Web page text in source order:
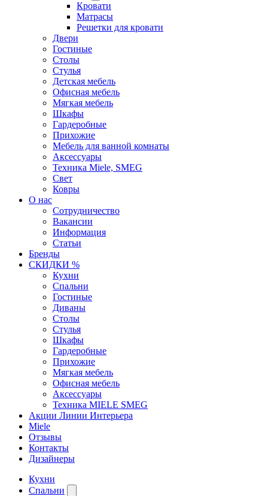
Кровати
Матрасы
Решетки для кровати
Двери
Гостиные
Столы
Стулья
Детская мебель
Офисная мебель
Мягкая мебель
Шкафы
Гардеробные
Прихожие
Мебель для ванной комнаты
Аксессуары
Техника Miele, SMEG
Свет
Ковры
О нас
Сотрудничество
Вакансии
Информация
Статьи
Бренды
СКИДКИ %
Кухни
Спальни
Гостиные
Диваны
Столы
Стулья
Шкафы
Гардеробные
Прихожие
Мягкая мебель
Офисная мебель
Аксессуары
Техника MIELE SMEG
Акции Линии Интерьера
Miele
Отзывы
Контакты
Дизайнеры
Кухни
Спальни